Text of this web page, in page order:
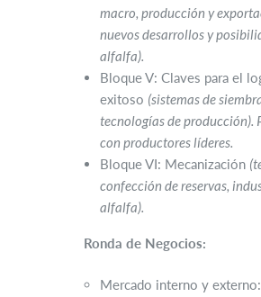
macro, producción y
nuevos desarrollos y
alfalfa).
Bloque V: Claves para el
exitoso (sistemas de
tecnologías de producción).
con productores líderes.
Bloque VI: Mecanización
confección de reservas,
alfalfa).
Ronda de Negocios:
Mercado interno y